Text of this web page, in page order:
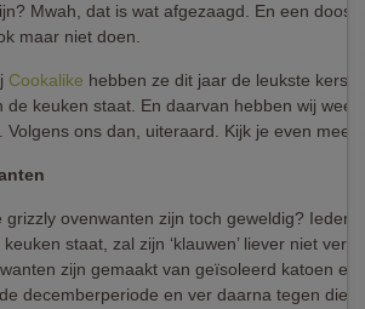
Mwah, dat is wat afgezaagd. En een doos
maar niet doen.
Cookalike hebben ze dit jaar de leukste
de keuken staat. En daarvan hebben wij weer
ons dan, uiteraard. Kijk je even mee?
grizzly ovenwanten zijn toch geweldig?
keuken staat, zal zijn ‘klauwen’ liever niet
zijn gemaakt van geïsoleerd katoen en
decemberperiode en ver daarna tegen die